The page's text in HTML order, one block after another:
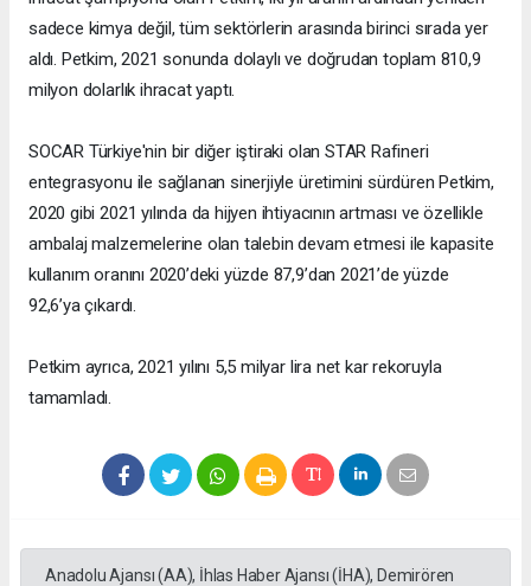
sadece kimya değil, tüm sektörlerin arasında birinci sırada yer
aldı. Petkim, 2021 sonunda dolaylı ve doğrudan toplam 810,9
milyon dolarlık ihracat yaptı.
SOCAR Türkiye'nin bir diğer iştiraki olan STAR Rafineri
entegrasyonu ile sağlanan sinerjiyle üretimini sürdüren Petkim,
2020 gibi 2021 yılında da hijyen ihtiyacının artması ve özellikle
ambalaj malzemelerine olan talebin devam etmesi ile kapasite
kullanım oranını 2020’deki yüzde 87,9’dan 2021’de yüzde
92,6’ya çıkardı.
Petkim ayrıca, 2021 yılını 5,5 milyar lira net kar rekoruyla
tamamladı.
Anadolu Ajansı (AA), İhlas Haber Ajansı (İHA), Demirören